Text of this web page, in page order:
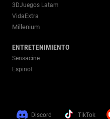
3DJuegos Latam
VidaExtra
Millenium
ENTRETENIMIENTO
Sensacine
Espinof
Discord TikTok